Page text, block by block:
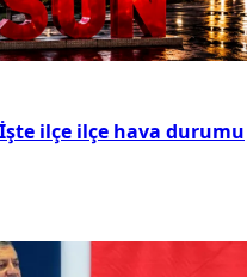
ilçe ilçe hava durumu